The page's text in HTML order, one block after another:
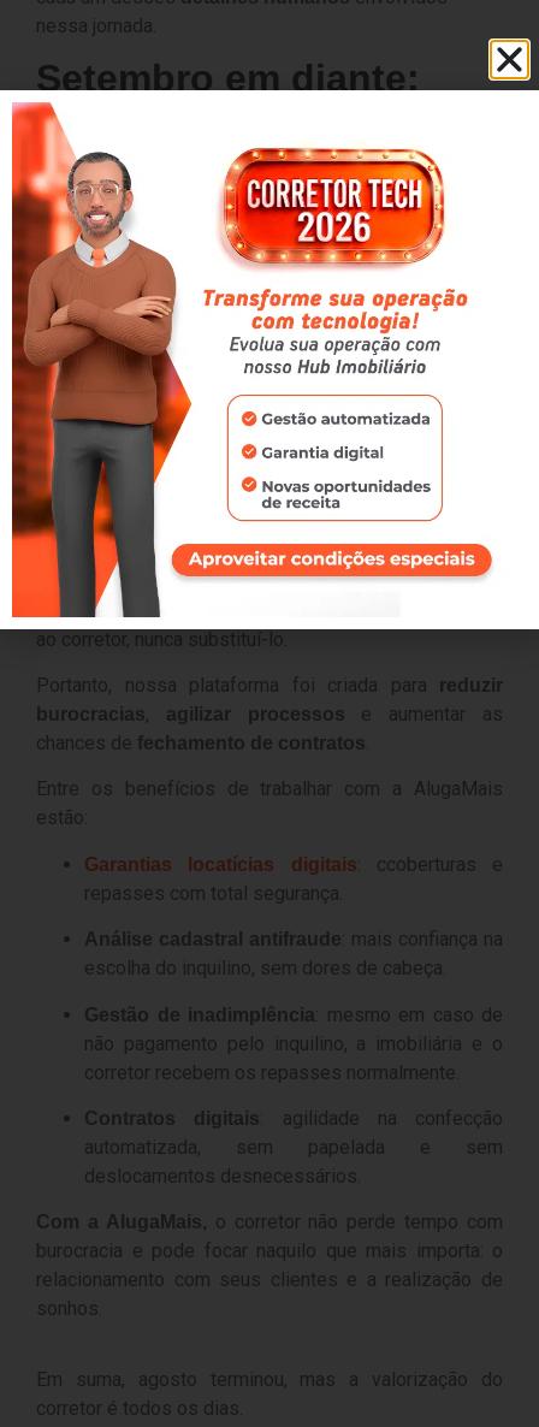
nessa jornada.
Setembro em diante:
reconhecer e valorizar
Seagostonos trouxe a oportunidade de homenagear
os corretores,
setembronos lembra que a valorização
deve ser constante.
A profissão evoluiu, mas a essência continua a mesma:
ajudar famílias a encontrarem não apenas um imóvel,
masum lar.
O corretor é mais do que um vendedor. É um guia, um
conselheiro e, muitas vezes, um amigo no caminho de
grandes conquistas.
Como a AlugaMais apoia
o corretor no dia a dia
Na AlugaMais, acreditamos que tecnologia deve servir
ao corretor, nunca substituí-lo.
Portanto, nossa plataforma foi criada para
reduzir
burocracias, agilizar processos e aumentar as
chances de fechamento de contratos.
Entre os benefícios de trabalhar com a AlugaMais
estão:
Garantias locatícias digitais: ccoberturas e
repasses com total segurança.
Análise cadastral antifraude: mais confiança na
escolha do inquilino, sem dores de cabeça.
Gestão de inadimplência: mesmo em caso de
não pagamento pelo inquilino, a imobiliária e o
corretor recebem os repasses normalmente.
Contratos digitais: agilidade na confecção
automatizada, sem papelada e sem
deslocamentos desnecessários.
Com a AlugaMais, o corretor não perde tempo com
burocracia e pode focar naquilo que mais importa: o
relacionamento com seus clientes e a realização de
sonhos.
Em suma, agosto terminou, mas a valorização do
corretor é todos os dias.